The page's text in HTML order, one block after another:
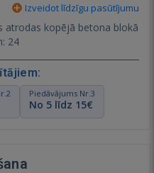
Izveidot līdzīgu pasūtījumu
atrodas kopējā betona blokā
m: 24
Piedāvājums Nr.3
No 5 līdz 15€